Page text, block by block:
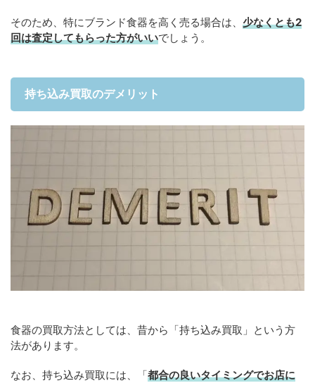
そのため、特にブランド食器を高く売る場合は、 少なくとも2
回は査定してもらった方がいいでしょう。
持ち込み買取のデメリット
食器の買取方法としては、昔から「持ち込み買取」という方
法があります。
なお、持ち込み買取には、「都合の良いタイミングでお店に